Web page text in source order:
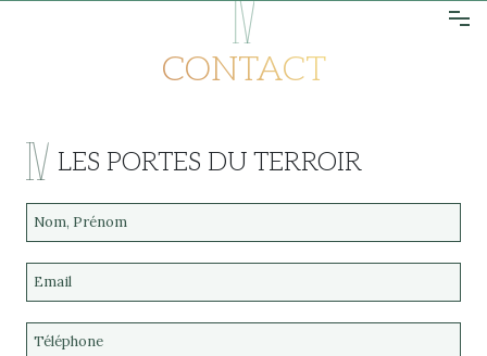
CONTACT
BOUTIQUE
CONTACT
LES PORTES DU TERROIR